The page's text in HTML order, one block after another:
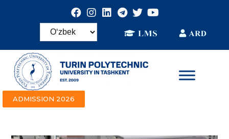
ADMISSION 2026